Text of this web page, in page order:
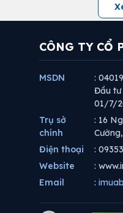
CÔNG TY CỔ
MSDN
:
Đầu
01/7/
Trụ sở
chính
: 16
Điện thoại
:
Website
:
Email
: